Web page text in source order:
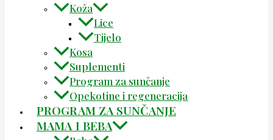
Koža
Lice
Tijelo
Kosa
Suplementi
Program za sunčanje
Opekotine i regeneracija
PROGRAM ZA SUNČANJE
MAMA I BEBA